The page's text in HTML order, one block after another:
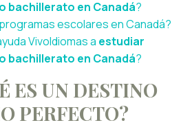
bachillerato en Canadá?
escolares en Canadá?
VivoIdiomas a estudiar
bachillerato en Canadá?
ES UN DESTINO
PERFECTO?